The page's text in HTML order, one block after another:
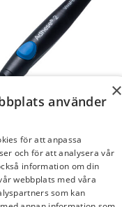
Vivapen 3×2 ml
×
använder
för att anpassa
och för att analysera vår
information om din
webbplats med våra
som kan